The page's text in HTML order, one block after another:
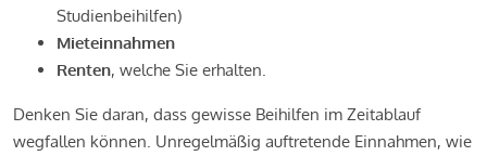
Studienbeihilfen)
Mieteinnahmen
Renten, welche Sie erhalten.
Denken Sie daran, dass gewisse Beihilfen im Zeitablauf
wegfallen können. Unregelmäßig auftretende Einnahmen, wie